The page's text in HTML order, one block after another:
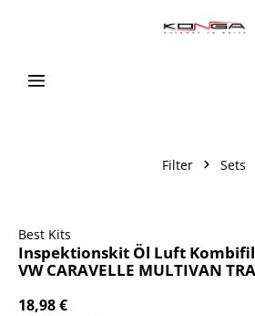
Filter Sets
Best Kits
Inspektionskit Öl Luft
VW CARAVELLE MULTIVAN
18,98 €